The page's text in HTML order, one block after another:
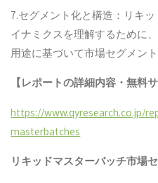
7.セグメント化と構造：リキ
イナミクスを理解するために
用途に基づいて市場セグメント
【レポートの詳細内容・無料
https://www.qyresearch.co.jp/
masterbatches
リキッドマスターバッチ市場